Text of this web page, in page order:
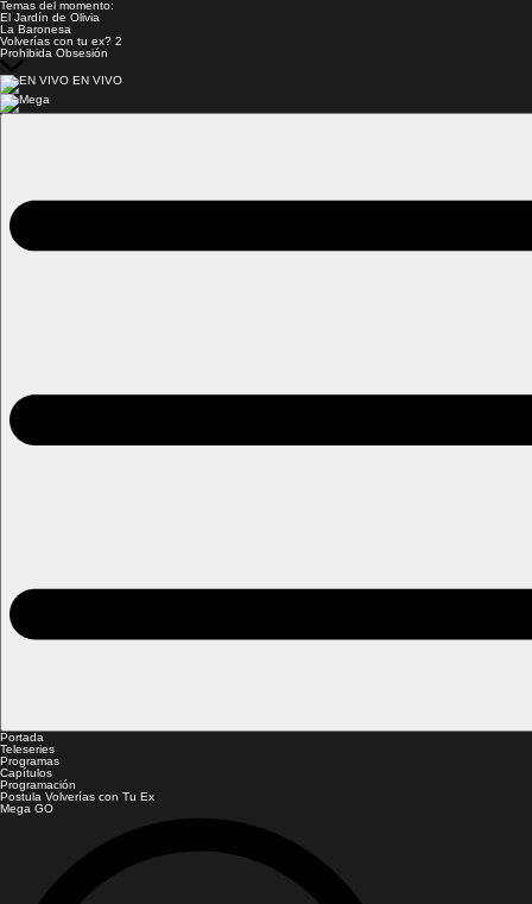
Temas del momento:
El Jardín de Olivia
La Baronesa
Volverías con tu ex? 2
Prohibida Obsesión
EN VIVO
Portada
Teleseries
Programas
Capítulos
Programación
Postula Volverías con Tu Ex
Mega GO